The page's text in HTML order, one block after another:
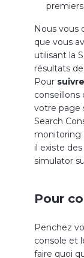
Nous vous
que vous
utilisant la
résultats
Pour
conseillons
votre page
Search
monitoring
il existe
simulator
Pour
Penchez
console et
faire quoi